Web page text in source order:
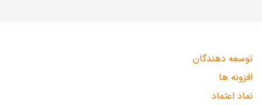
توسعه دهندگان
افزونه ها
نماد اعتماد